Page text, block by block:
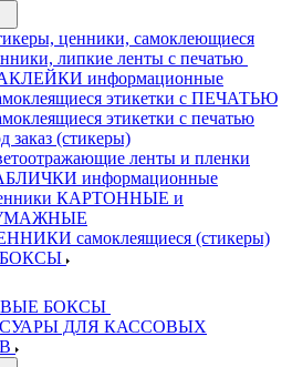
ценники, самоклеющиеся
липкие ленты с печатью
информационные
этикетки с ПЕЧАТЬЮ
этикетки с печатью
заказ (стикеры)
ленты и пленки
информационные
КАРТОННЫЕ и
самоклеящиеся (стикеры)
БОКСЫ
ДЛЯ КАССОВЫХ